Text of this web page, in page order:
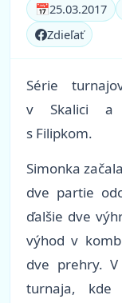
📅25.03.2017
Zdieľať
Série
v Skalici a
s Filipkom.
Simonka
dve partie
ďalšie dve
výhod v
dve prehry.
turnaja, kde